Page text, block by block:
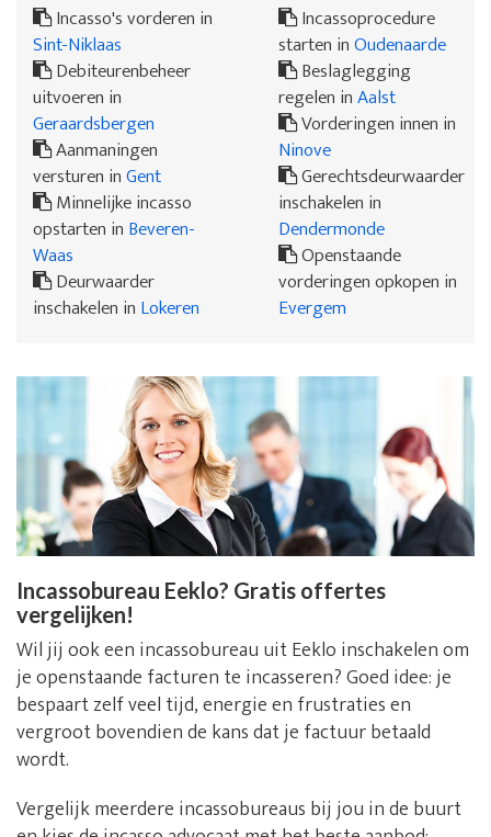
Incasso's vorderen in
Sint-Niklaas
Debiteurenbeheer
uitvoeren in
Geraardsbergen
Aanmaningen
versturen inGent
Minnelijke incasso
opstarten in Beveren-
Waas
Deurwaarder
inschakelen in Lokeren
Incassoprocedure
starten inOudenaarde
Beslaglegging
regelen inAalst
Vorderingen innen in
Ninove
Gerechtsdeurwaarder
inschakelen in
Dendermonde
Openstaande
vorderingen opkopen in
Evergem
Incassobureau Eeklo? Gratis offertes
vergelijken!
Wil jij ook een incassobureau uit Eeklo inschakelen om
je openstaande facturen te incasseren? Goed idee: je
bespaart zelf veel tijd, energie en frustraties en
vergroot bovendien de kans dat je factuur betaald
wordt.
Vergelijk meerdere incassobureaus bij jou in de buurt